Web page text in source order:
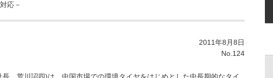
応－
2011年8月8日
No.124